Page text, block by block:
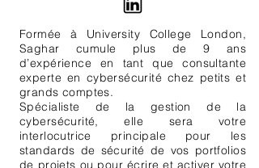
Formée à University College London,
Saghar cumule plus de 9 ans
d’expérience en tant que consultante
experte en cybersécurité chez petits et
grands comptes.
Spécialiste de la gestion de la
cybersécurité, elle sera votre
interlocutrice principale pour les
standards de sécurité de vos portfolios
de projets ou pour écrire et activer votre